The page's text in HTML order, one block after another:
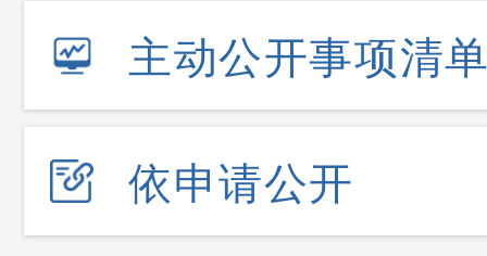
主动公开事项清
依申请公开